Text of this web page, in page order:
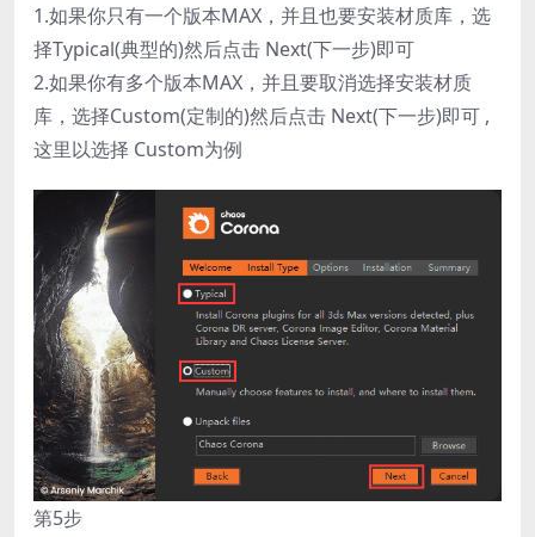
1.如果你只有一个版本MAX，并且也要安装材质库，选
择Typical(典型的)然后点击 Next(下一步)即可
2.如果你有多个版本MAX，并且要取消选择安装材质
库，选择Custom(定制的)然后点击 Next(下一步)即可 ,
这里以选择 Custom为例
第5步